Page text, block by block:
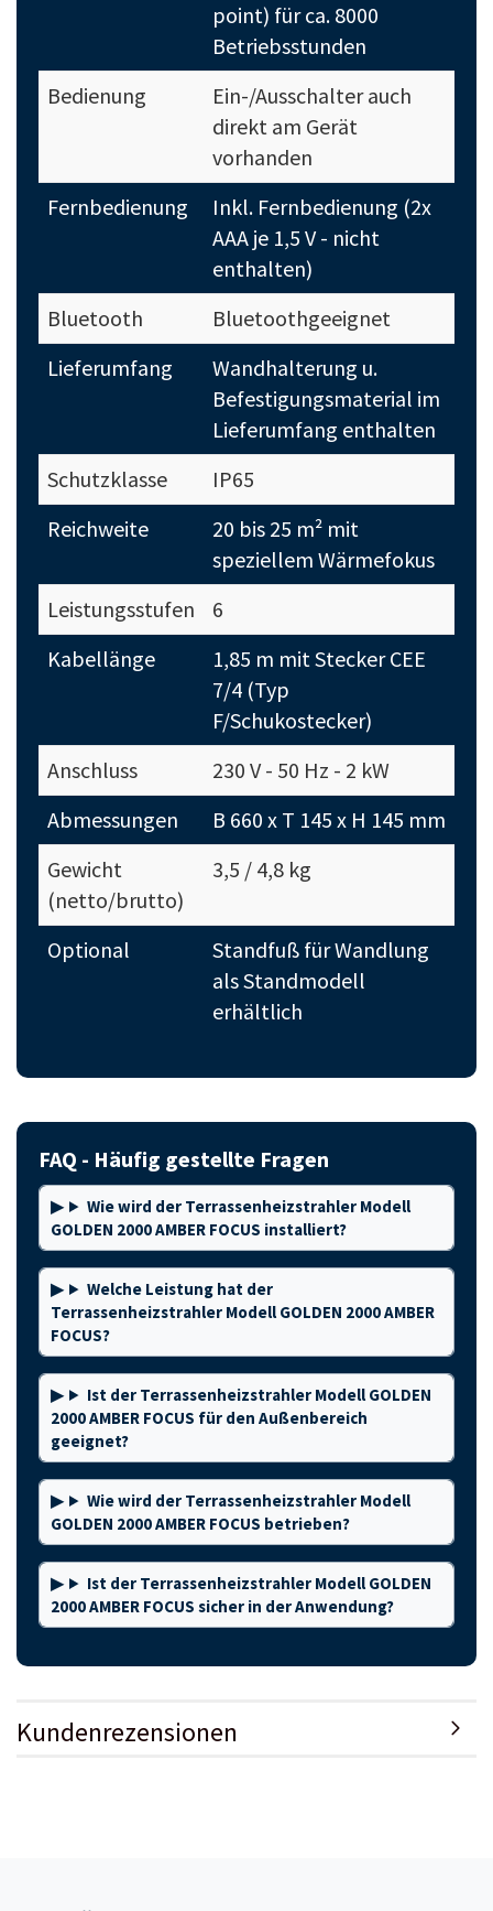
point) für ca. 8000
Betriebsstunden
Bedienung
Ein-/Ausschalter auch
direkt am Gerät
vorhanden
Fernbedienung
Inkl. Fernbedienung (2x
AAA je 1,5 V - nicht
enthalten)
Bluetooth
Bluetoothgeeignet
Lieferumfang
Wandhalterung u.
Befestigungsmaterial im
Lieferumfang enthalten
Schutzklasse
IP65
Reichweite
20 bis 25 m² mit
speziellem Wärmefokus
Leistungsstufen
6
Kabellänge
1,85 m mit Stecker CEE
7/4 (Typ
F/Schukostecker)
Anschluss
230 V - 50 Hz - 2 kW
Abmessungen
B 660 x T 145 x H 145 mm
Gewicht
(netto/brutto)
3,5 / 4,8 kg
Optional
Standfuß für Wandlung
als Standmodell
erhältlich
FAQ - Häufig gestellte Fragen
Wie wird der Terrassenheizstrahler Modell
GOLDEN 2000 AMBER FOCUS installiert?
Welche Leistung hat der
Terrassenheizstrahler Modell GOLDEN 2000 AMBER
FOCUS?
Ist der Terrassenheizstrahler Modell GOLDEN
2000 AMBER FOCUS für den Außenbereich
geeignet?
Wie wird der Terrassenheizstrahler Modell
GOLDEN 2000 AMBER FOCUS betrieben?
Ist der Terrassenheizstrahler Modell GOLDEN
2000 AMBER FOCUS sicher in der Anwendung?
Kundenrezensionen